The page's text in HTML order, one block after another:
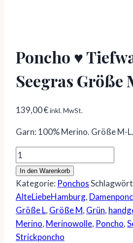
Poncho ♥
Seegras Größe
139,00€inkl. MwSt.
Garn: 100% Merino. Größe M-L.
Poncho
♥
Tiefwasser
♥
Seegras
Größe
M-
In den Warenkorb
Kategorie: Ponchos
AlteLiebeHamburg,
Größe L, Größe M, Grün,
Merino, Merinowolle, Poncho,
Strickponcho